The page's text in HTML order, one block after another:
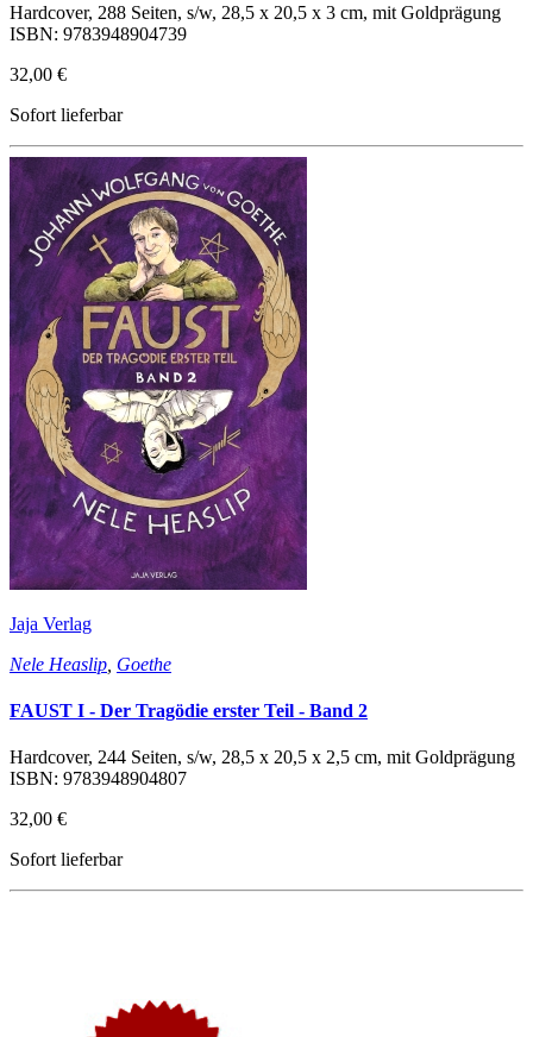
Hardcover, 288 Seiten, s/w, 28,5 x 20,5 x 3 cm, mit Goldprägung
ISBN: 9783948904739
32,00 €
Sofort lieferbar
Jaja Verlag
Nele Heaslip Goethe
FAUST I - Der Tragödie erster Teil - Band 2
Hardcover, 244 Seiten, s/w, 28,5 x 20,5 x 2,5 cm, mit Goldprägung
ISBN: 9783948904807
32,00 €
Sofort lieferbar